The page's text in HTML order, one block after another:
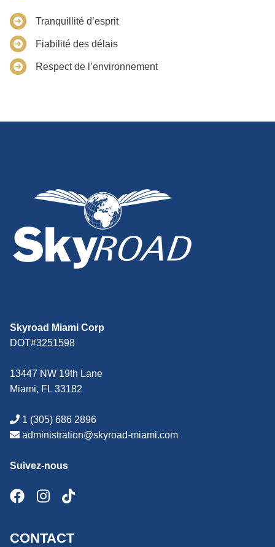
Tranquillité d’esprit
Fiabilité des délais
Respect de l’environnement
Skyroad Miami Corp
DOT#3251598
13447 NW 19th Lane
Miami, FL 33182
1 (305) 686 2896
administration@skyroad-miami.com
Suivez-nous
CONTACT